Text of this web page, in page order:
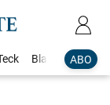
ABO
Blaulicht